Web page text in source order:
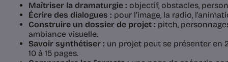
Maîtriser la dramaturgie : objectif, obstacles,
Écrire des dialogues : pour l’image, la radio,
Construire un dossier de projet : pitch,
ambiance visuelle.
Savoir synthétiser : un projet peut se présenter en
10 à 15 pages.